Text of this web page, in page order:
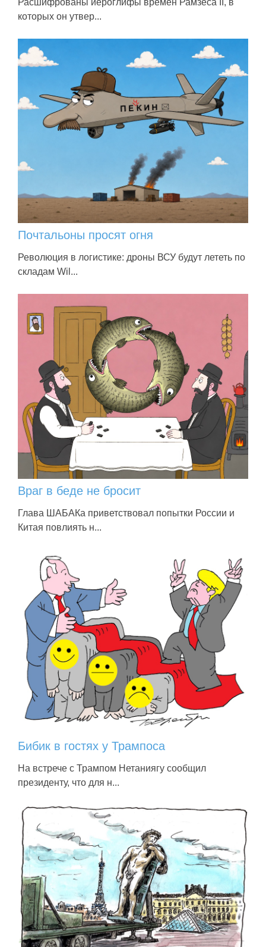
Расшифрованы иероглифы времен Рамзеса II, в
которых он утвер...
Почтальоны просят огня
Революция в логистике: дроны ВСУ будут лететь по
складам Wil...
Враг в беде не бросит
Глава ШАБАКа приветствовал попытки России и
Китая повлиять н...
Бибик в гостях у Трампоса
На встрече с Трампом Нетаниягу сообщил
президенту, что для н...